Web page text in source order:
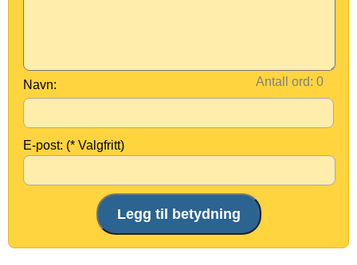
Antall ord:
Navn:
E-post: (* Valgfritt)